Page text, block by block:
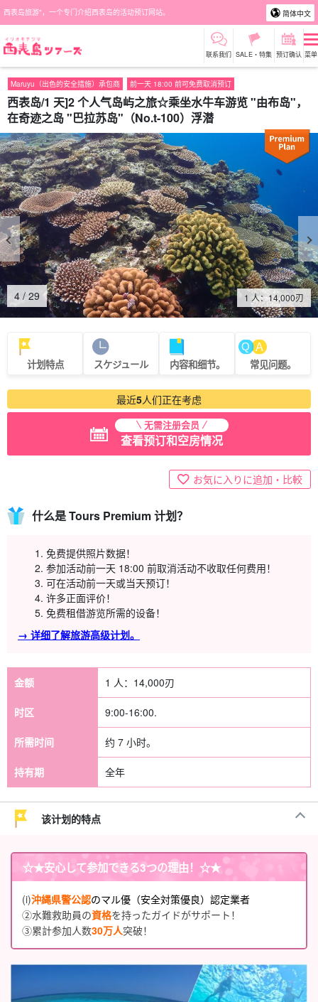
西表岛旅游"，一个专门介绍西表岛的活动预订网站。 简体中文
联系我们 SALE・特集 预订确认 菜单
Maruyu（出色的安全措施）承包商 前一天 18:00 前可免费取消预订
西表岛/1 天]2 个人气岛屿之旅☆乘坐水牛车游览 "由布岛"，
在奇迹之岛 "巴拉苏岛"（No.t-100）浮潜
4 / 29 1 人：14,000刃
计划特点 スケジュール 内容和细节。 常见问题。
最近5人们正在考虑
无需注册会员
查看预订和空房情况
お気に入りに追加・比較
什么是 Tours Premium 计划？
免费提供照片数据！
参加活动前一天 18:00 前取消活动不收取任何费用！
可在活动前一天或当天预订！
许多正面评价！
免费租借游览所需的设备！
→ 详细了解旅游高级计划。
金额 1 人： 14,000刃
时区 9:00-16:00.
所需时间 约 7 小时。
持有期 全年
该计划的特点
☆★安心して参加できる3つの理由！☆★
(i)沖縄県警公認のマル優（安全対策優良）認定業者
②水難救助員の資格を持ったガイドがサポート！
③累計参加人数30万人突破！